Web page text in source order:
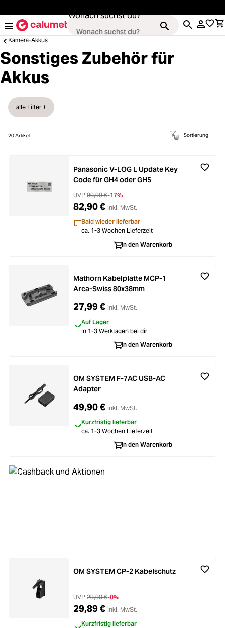
Wonach suchst du?
Kameras
Loading...
Objektive
Loading...
Loading...
Stative & Gimbals
Loading...
Taschen
Loading...
Zubehör
Bildbearbeitung
Loading...
Ferngläser
Loading...
Kamera-Akkus
Sonstiges Zubehör für
Akkus
20Artikel Sortierung
alle Filter +
Panasonic V-LOG L Update Key
Code für GH4 oder GH5
UVP 99,99 €-17%
82,90 € inkl. MwSt.
Bald wieder lieferbar
ca. 1-3 Wochen Lieferzeit
In den Warenkorb
Mathorn Kabelplatte MCP-1
Arca-Swiss 80x38mm
27,99 € inkl. MwSt.
Auf Lager
In 1-3 Werktagen bei dir
In den Warenkorb
OM SYSTEM F‑7AC USB-AC
Adapter
49,90 € inkl. MwSt.
Kurzfristig lieferbar
ca. 1-3 Wochen Lieferzeit
In den Warenkorb
Aktuelle Rabatte entdecken und bares
OM SYSTEM CP-2 Kabelschutz
UVP 29,90 €-0%
29,89 € inkl. MwSt.
Kurzfristig lieferbar